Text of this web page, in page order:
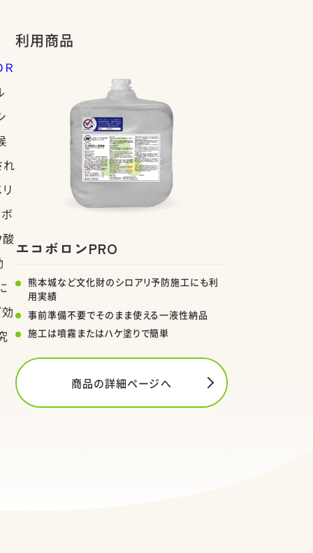
れ
酸
利用商品
エコボロンPRO
熊本城など文化財のシロアリ予防施工にも利
用実績
事前準備不要でそのまま使える一液性納品
施工は噴霧またはハケ塗りで簡単
商品の詳細ページへ